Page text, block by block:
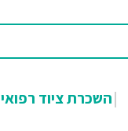
השכרת ציוד רפואי